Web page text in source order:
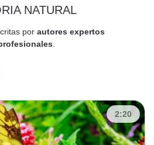
NATURAL
por autores expertos
2:20